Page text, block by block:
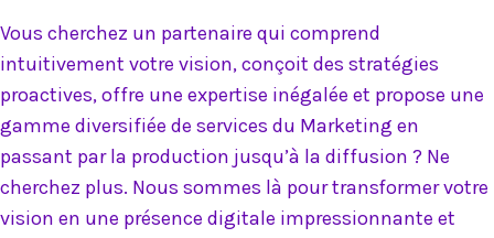
Vous cherchez un partenaire qui comprend
intuitivement votre vision, conçoit des stratégies
proactives, offre une expertise inégalée et propose une
gamme diversifiée de services du Marketing en
passant par la production jusqu’à la diffusion ? Ne
cherchez plus. Nous sommes là pour transformer votre
vision en une présence digitale impressionnante et